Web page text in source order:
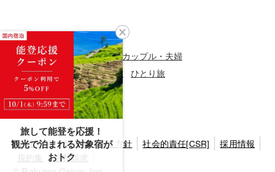
旅のシーンから探す
三世代旅行 グループ旅行 カップル・夫婦
ファミリー・子連れ 女子旅 ひとり旅
会社情報 個人情報保護方針 社会的責任[CSR]
採用情報
規約集
資料請求
旅して能登を応援！
観光で泊まれる対象宿が
おトク